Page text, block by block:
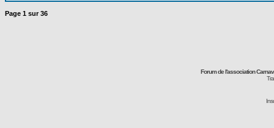
Page 1 sur36
Forum de l'association